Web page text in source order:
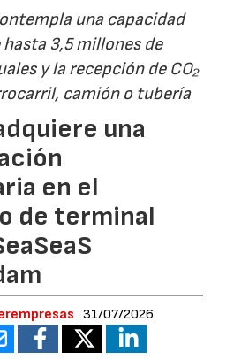
una capacidad
3,5 millones de
y la recepción de CO₂
camión o tubería
una
en el
de terminal
31/07/2026